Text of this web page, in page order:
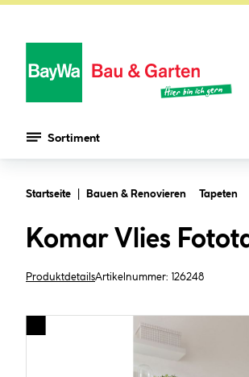
Sortiment
Startseite Bauen & Renovieren Tapeten
Komar Vlies
ProduktdetailsArtikelnummer: 126248
Bildergalerie überspringen